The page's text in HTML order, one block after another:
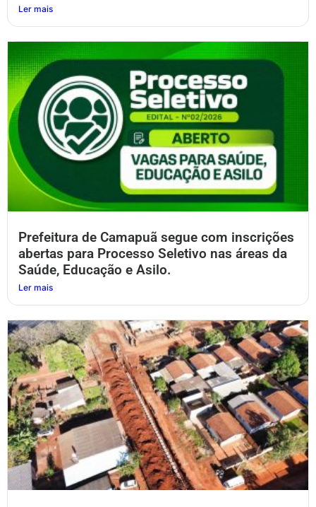
Ler mais
Prefeitura de Camapuã segue com inscrições
abertas para Processo Seletivo nas áreas da
Saúde, Educação e Asilo.
Ler mais